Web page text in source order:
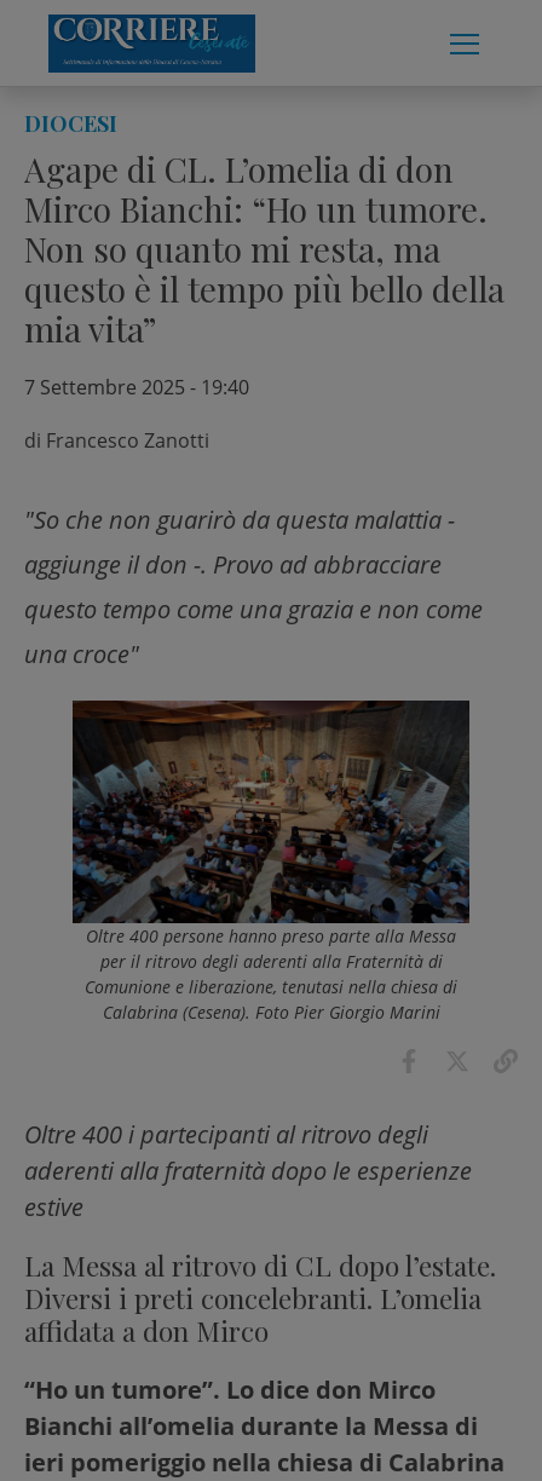
content
DIOCESI
Agape di CL. L’omelia di don
Mirco Bianchi: “Ho un tumore.
Non so quanto mi resta, ma
questo è il tempo più bello della
mia vita”
7 Settembre 2025 - 19:40
di Francesco Zanotti
"So che non guarirò da questa malattia -
aggiunge il don -. Provo ad abbracciare
questo tempo come una grazia e non come
una croce"
Oltre 400 persone hanno preso parte alla Messa
per il ritrovo degli aderenti alla Fraternità di
Comunione e liberazione, tenutasi nella chiesa di
Calabrina (Cesena). Foto Pier Giorgio Marini
Oltre 400 i partecipanti al ritrovo degli
aderenti alla fraternità dopo le esperienze
estive
La Messa al ritrovo di CL dopo l’estate.
Diversi i preti concelebranti. L’omelia
affidata a don Mirco
“Ho un tumore”. Lo dice don Mirco
Bianchi all’omelia durante la Messa di
ieri pomeriggio nella chiesa di Calabrina